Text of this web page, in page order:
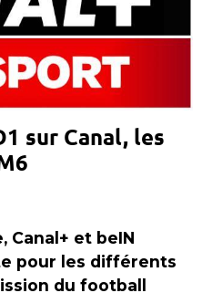
sur Canal, les
Canal+ et beIN
pour les différents
du football